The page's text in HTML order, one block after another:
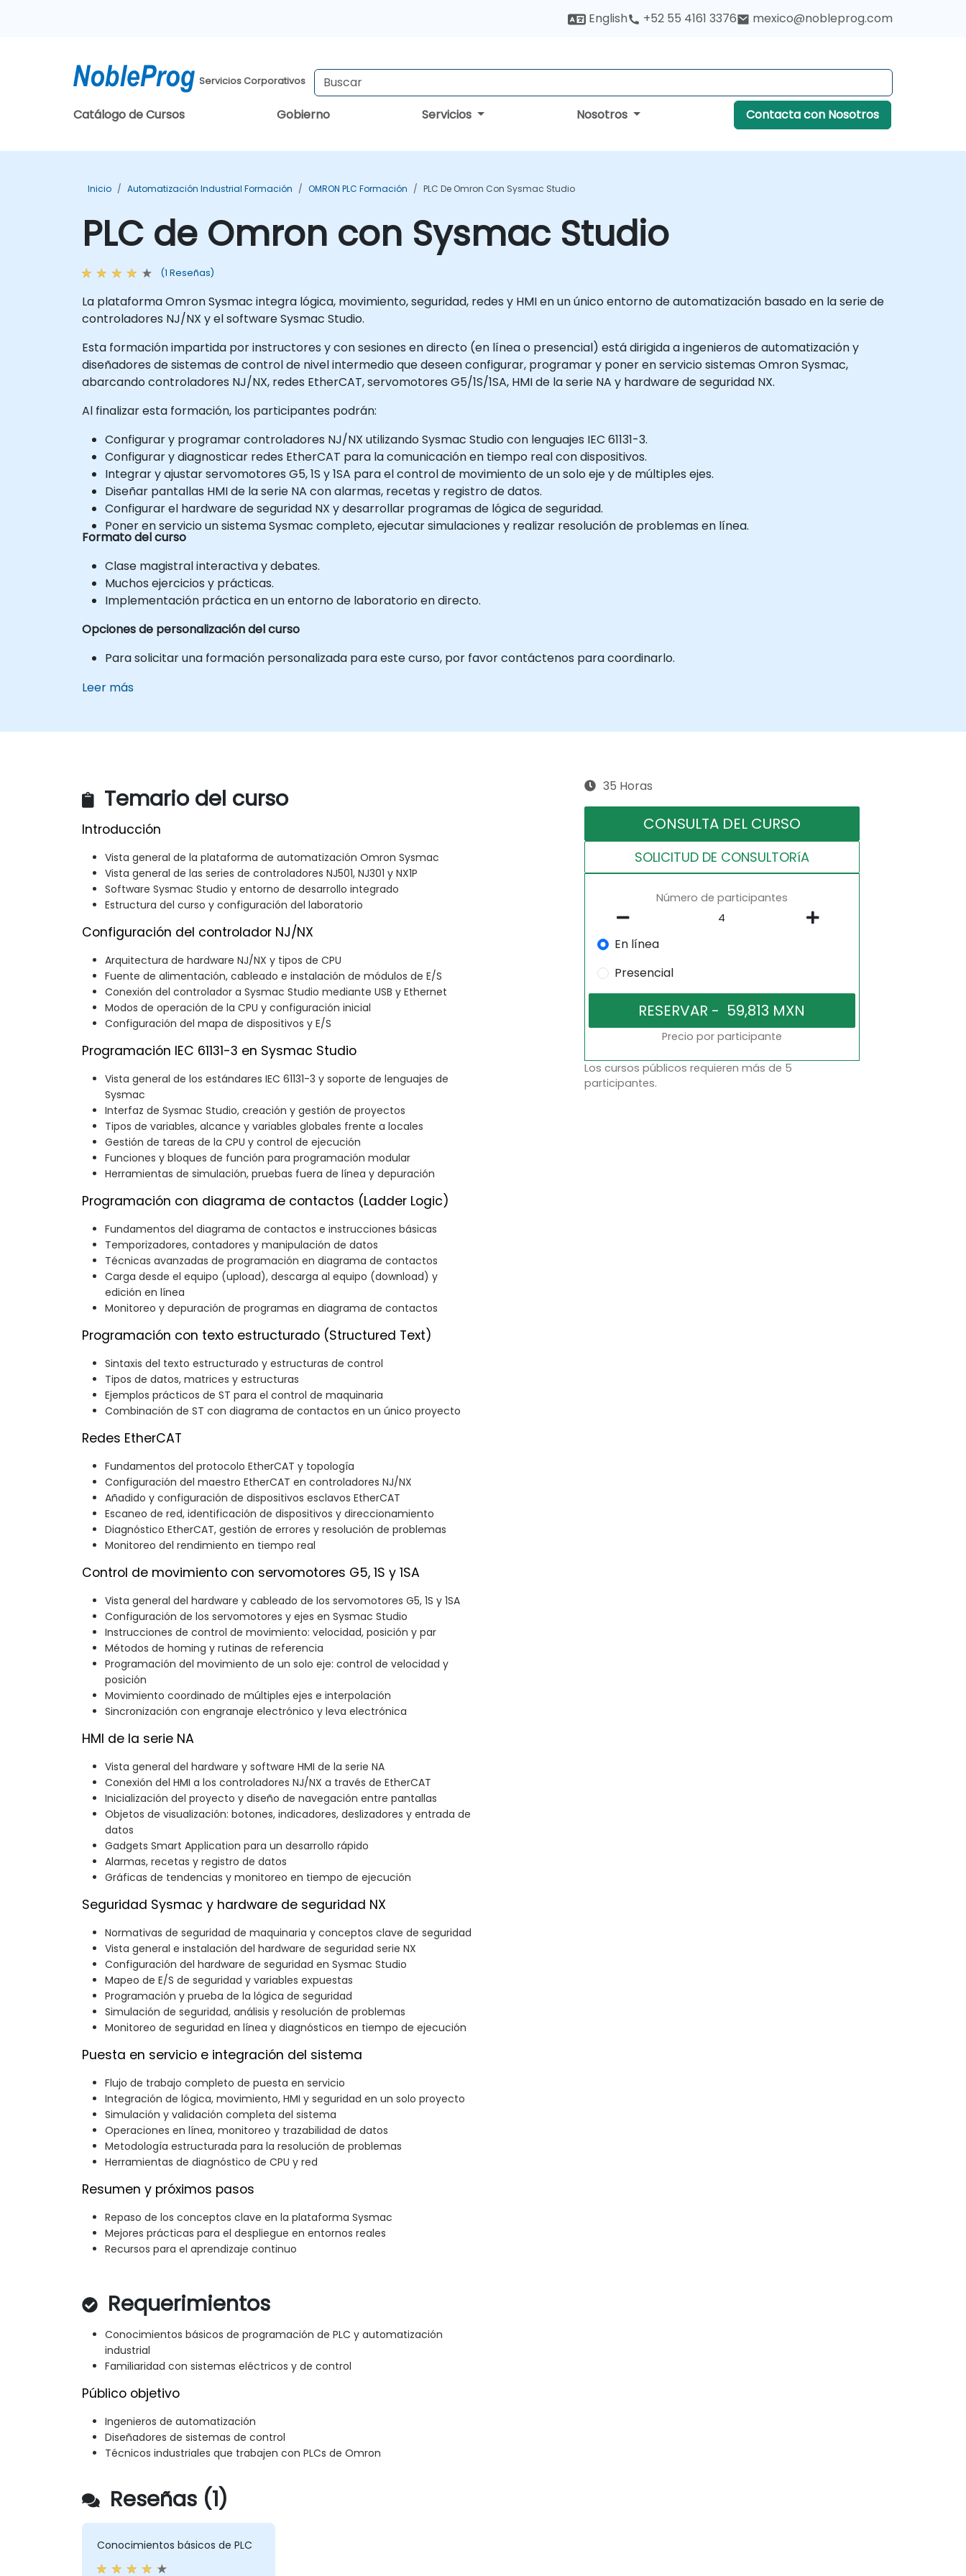
English +52 55 4161 3376 mexico@nobleprog.com
Servicios Corporativos
Catálogo de Cursos Gobierno Servicios Nosotros Contacta con Nosotros
Inicio Automatización Industrial Formación OMRON PLC Formación PLC De Omron Con Sysmac Studio
PLC de Omron con Sysmac Studio
(1 Reseñas)
La plataforma Omron Sysmac integra lógica, movimiento, seguridad, redes y HMI en un único entorno de automatización basado en la serie de
controladores NJ/NX y el software Sysmac Studio.
Esta formación impartida por instructores y con sesiones en directo (en línea o presencial) está dirigida a ingenieros de automatización y
diseñadores de sistemas de control de nivel intermedio que deseen configurar, programar y poner en servicio sistemas Omron Sysmac,
abarcando controladores NJ/NX, redes EtherCAT, servomotores G5/1S/1SA, HMI de la serie NA y hardware de seguridad NX.
Al finalizar esta formación, los participantes podrán:
Configurar y programar controladores NJ/NX utilizando Sysmac Studio con lenguajes IEC 61131-3.
Configurar y diagnosticar redes EtherCAT para la comunicación en tiempo real con dispositivos.
Integrar y ajustar servomotores G5, 1S y 1SA para el control de movimiento de un solo eje y de múltiples ejes.
Diseñar pantallas HMI de la serie NA con alarmas, recetas y registro de datos.
Configurar el hardware de seguridad NX y desarrollar programas de lógica de seguridad.
Poner en servicio un sistema Sysmac completo, ejecutar simulaciones y realizar resolución de problemas en línea.
Formato del curso
Clase magistral interactiva y debates.
Muchos ejercicios y prácticas.
Implementación práctica en un entorno de laboratorio en directo.
Opciones de personalización del curso
Para solicitar una formación personalizada para este curso, por favor contáctenos para coordinarlo.
Leer más
Temario del curso
Introducción
Vista general de la plataforma de automatización Omron Sysmac
Vista general de las series de controladores NJ501, NJ301 y NX1P
Software Sysmac Studio y entorno de desarrollo integrado
Estructura del curso y configuración del laboratorio
Configuración del controlador NJ/NX
Arquitectura de hardware NJ/NX y tipos de CPU
Fuente de alimentación, cableado e instalación de módulos de E/S
Conexión del controlador a Sysmac Studio mediante USB y Ethernet
Modos de operación de la CPU y configuración inicial
Configuración del mapa de dispositivos y E/S
Programación IEC 61131-3 en Sysmac Studio
Vista general de los estándares IEC 61131-3 y soporte de lenguajes de
Sysmac
Interfaz de Sysmac Studio, creación y gestión de proyectos
Tipos de variables, alcance y variables globales frente a locales
Gestión de tareas de la CPU y control de ejecución
Funciones y bloques de función para programación modular
Herramientas de simulación, pruebas fuera de línea y depuración
Programación con diagrama de contactos (Ladder Logic)
Fundamentos del diagrama de contactos e instrucciones básicas
Temporizadores, contadores y manipulación de datos
Técnicas avanzadas de programación en diagrama de contactos
Carga desde el equipo (upload), descarga al equipo (download) y
edición en línea
Monitoreo y depuración de programas en diagrama de contactos
Programación con texto estructurado (Structured Text)
Sintaxis del texto estructurado y estructuras de control
Tipos de datos, matrices y estructuras
Ejemplos prácticos de ST para el control de maquinaria
Combinación de ST con diagrama de contactos en un único proyecto
Redes EtherCAT
Fundamentos del protocolo EtherCAT y topología
Configuración del maestro EtherCAT en controladores NJ/NX
Añadido y configuración de dispositivos esclavos EtherCAT
Escaneo de red, identificación de dispositivos y direccionamiento
Diagnóstico EtherCAT, gestión de errores y resolución de problemas
Monitoreo del rendimiento en tiempo real
Control de movimiento con servomotores G5, 1S y 1SA
Vista general del hardware y cableado de los servomotores G5, 1S y 1SA
Configuración de los servomotores y ejes en Sysmac Studio
Instrucciones de control de movimiento: velocidad, posición y par
Métodos de homing y rutinas de referencia
Programación del movimiento de un solo eje: control de velocidad y
posición
Movimiento coordinado de múltiples ejes e interpolación
Sincronización con engranaje electrónico y leva electrónica
HMI de la serie NA
Vista general del hardware y software HMI de la serie NA
Conexión del HMI a los controladores NJ/NX a través de EtherCAT
Inicialización del proyecto y diseño de navegación entre pantallas
Objetos de visualización: botones, indicadores, deslizadores y entrada de
datos
Gadgets Smart Application para un desarrollo rápido
Alarmas, recetas y registro de datos
Gráficas de tendencias y monitoreo en tiempo de ejecución
Seguridad Sysmac y hardware de seguridad NX
Normativas de seguridad de maquinaria y conceptos clave de seguridad
Vista general e instalación del hardware de seguridad serie NX
Configuración del hardware de seguridad en Sysmac Studio
Mapeo de E/S de seguridad y variables expuestas
Programación y prueba de la lógica de seguridad
Simulación de seguridad, análisis y resolución de problemas
Monitoreo de seguridad en línea y diagnósticos en tiempo de ejecución
Puesta en servicio e integración del sistema
Flujo de trabajo completo de puesta en servicio
Integración de lógica, movimiento, HMI y seguridad en un solo proyecto
Simulación y validación completa del sistema
Operaciones en línea, monitoreo y trazabilidad de datos
Metodología estructurada para la resolución de problemas
Herramientas de diagnóstico de CPU y red
Resumen y próximos pasos
Repaso de los conceptos clave en la plataforma Sysmac
Mejores prácticas para el despliegue en entornos reales
Recursos para el aprendizaje continuo
Requerimientos
Conocimientos básicos de programación de PLC y automatización
industrial
Familiaridad con sistemas eléctricos y de control
Público objetivo
Ingenieros de automatización
Diseñadores de sistemas de control
Técnicos industriales que trabajen con PLCs de Omron
35 Horas
CONSULTA DEL CURSO
SOLICITUD DE CONSULTORíA
Número de participantes
En línea
Presencial
Precio por participante
Los cursos públicos requieren más de 5
participantes.
Reseñas (1)
Conocimientos básicos de PLC